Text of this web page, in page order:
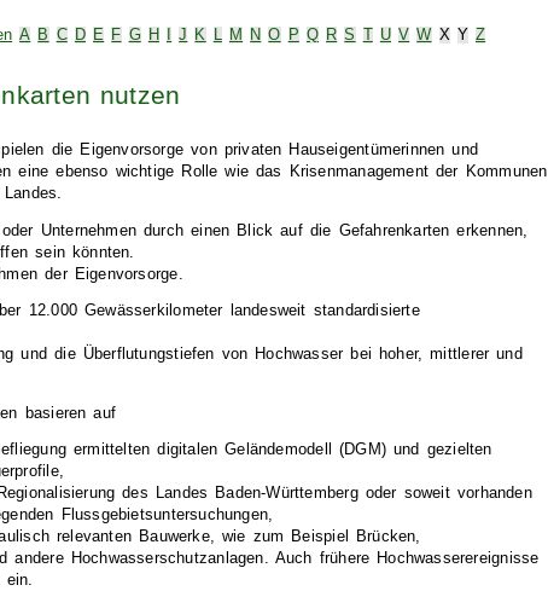
A B C D E F G H J K L M N O P Q R S U V W X Y Z
nutzen
die Eigenvorsorge von privaten Hauseigentümerinnen und
eine ebenso wichtige Rolle wie das Krisenmanagement der Kommunen
Unternehmen durch einen Blick auf die Gefahrenkarten erkennen,
sein könnten.
der Eigenvorsorge.
12.000 Gewässerkilometer landesweit standardisierte
und die Überflutungstiefen von Hochwasser bei hoher, mittlerer und
basieren auf
ermittelten digitalen Geländemodell (DGM) und gezielten
des Landes Baden-Württemberg oder soweit vorhanden
Flussgebietsuntersuchungen,
relevanten Bauwerke, wie zum Beispiel Brücken,
andere Hochwasserschutzanlagen. Auch frühere Hochwasserereignisse
ein.